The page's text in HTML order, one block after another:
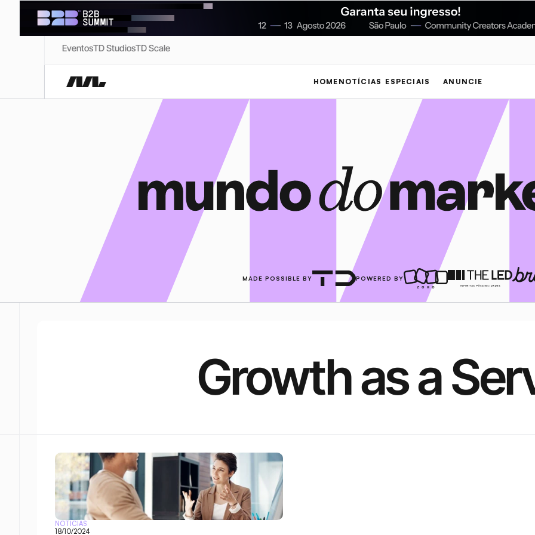
EventosTD StudiosTD Scale
HOME NOTÍCIAS ESPECIAIS ANUNCIE
MADE POSSIBLE BY POWERED BY
Growth as a
NOTÍCIAS
18/10/2024